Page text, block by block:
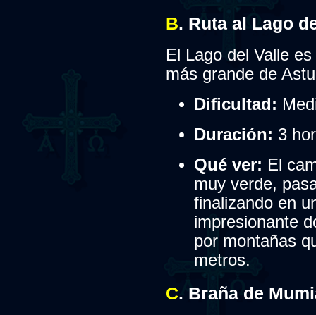
B. Ruta al Lago
El Lago del Valle
más grande de
Dificultad:
Duración: 3
Qué ver: El
muy verde,
finalizando en
impresionante
por montañas
metros.
C. Braña de